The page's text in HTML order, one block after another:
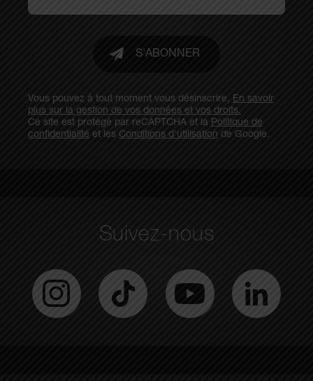
S'ABONNER
Vous pouvez à tout moment vous désinscrire, En savoir
plus sur la gestion de vos données et vos droits.
Ce site est protégé par reCAPTCHA et la Politique de
confidentialité et les Conditions d'utilisation de Google.
Suivez-nous